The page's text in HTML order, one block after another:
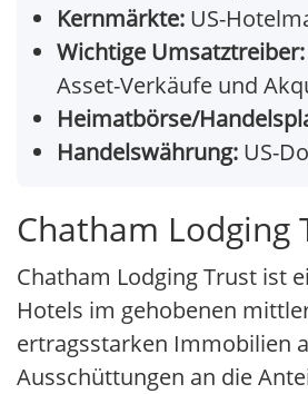
Kernmärkte: US-
Wichtige Umsatztreiber:
Asset-Verkäufe und
Heimatbörse/
Handelswährung: US-
Chatham Lodging
Chatham Lodging Trust ist
Hotels im gehobenen
ertragsstarken Immobilien
Ausschüttungen an die